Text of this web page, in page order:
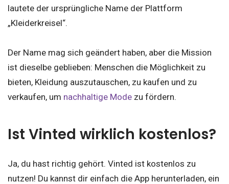
lautete der ursprüngliche Name der Plattform
„Kleiderkreisel“.
Der Name mag sich geändert haben, aber die Mission
ist dieselbe geblieben: Menschen die Möglichkeit zu
bieten, Kleidung auszutauschen, zu kaufen und zu
verkaufen, um nachhaltige Mode zu fördern.
Ist Vinted wirklich kostenlos?
Ja, du hast richtig gehört. Vinted ist kostenlos zu
nutzen! Du kannst dir einfach die App herunterladen, ein